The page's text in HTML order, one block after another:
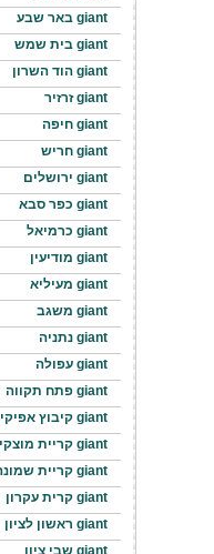
giant באר שבע
giant בית שמש
giant הוד השרון
giant זרזיר
giant חיפה
giant חריש
giant ירושלים
giant כפר סבא
giant כרמיאל
giant מודיעין
giant מעיליא
giant משגב
giant נתניה
giant עפולה
giant פתח תקווה
giant קיבוץ אפיקים
giant קריית מוצקין
giant קריית שמונה
giant קרית עקרון
giant ראשון לציון
giant שבי ציון